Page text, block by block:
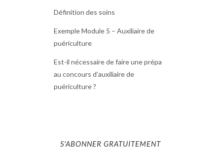
Définition des soins
Exemple Module 5 – Auxiliaire de
puériculture
Est-il nécessaire de faire une prépa
au concours d’auxiliaire de
puériculture ?
S'ABONNER GRATUITEMENT